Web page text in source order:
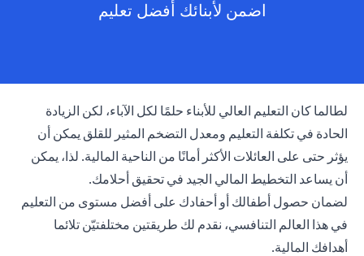
اضمن لأبنائك أفضل تعليم
لطالما كان التعليم العالي للأبناء حلمًا لكل الآباء، لكن الزيادة
الحادة في تكلفة التعليم ومعدل التضخم المثير للقلق يمكن أن
يؤثر حتى على العائلات الأكثر أمانًا من الناحية المالية. لذا، يمكن
أن يساعد التخطيط المالي الجيد في تحقيق أحلامك.
لضمان حصول أطفالك أو أحفادك على أفضل مستوى من التعليم
في هذا العالم التنافسي، نقدم لك طريقتين مختلفتيّن تلائما
أهدافك المالية.